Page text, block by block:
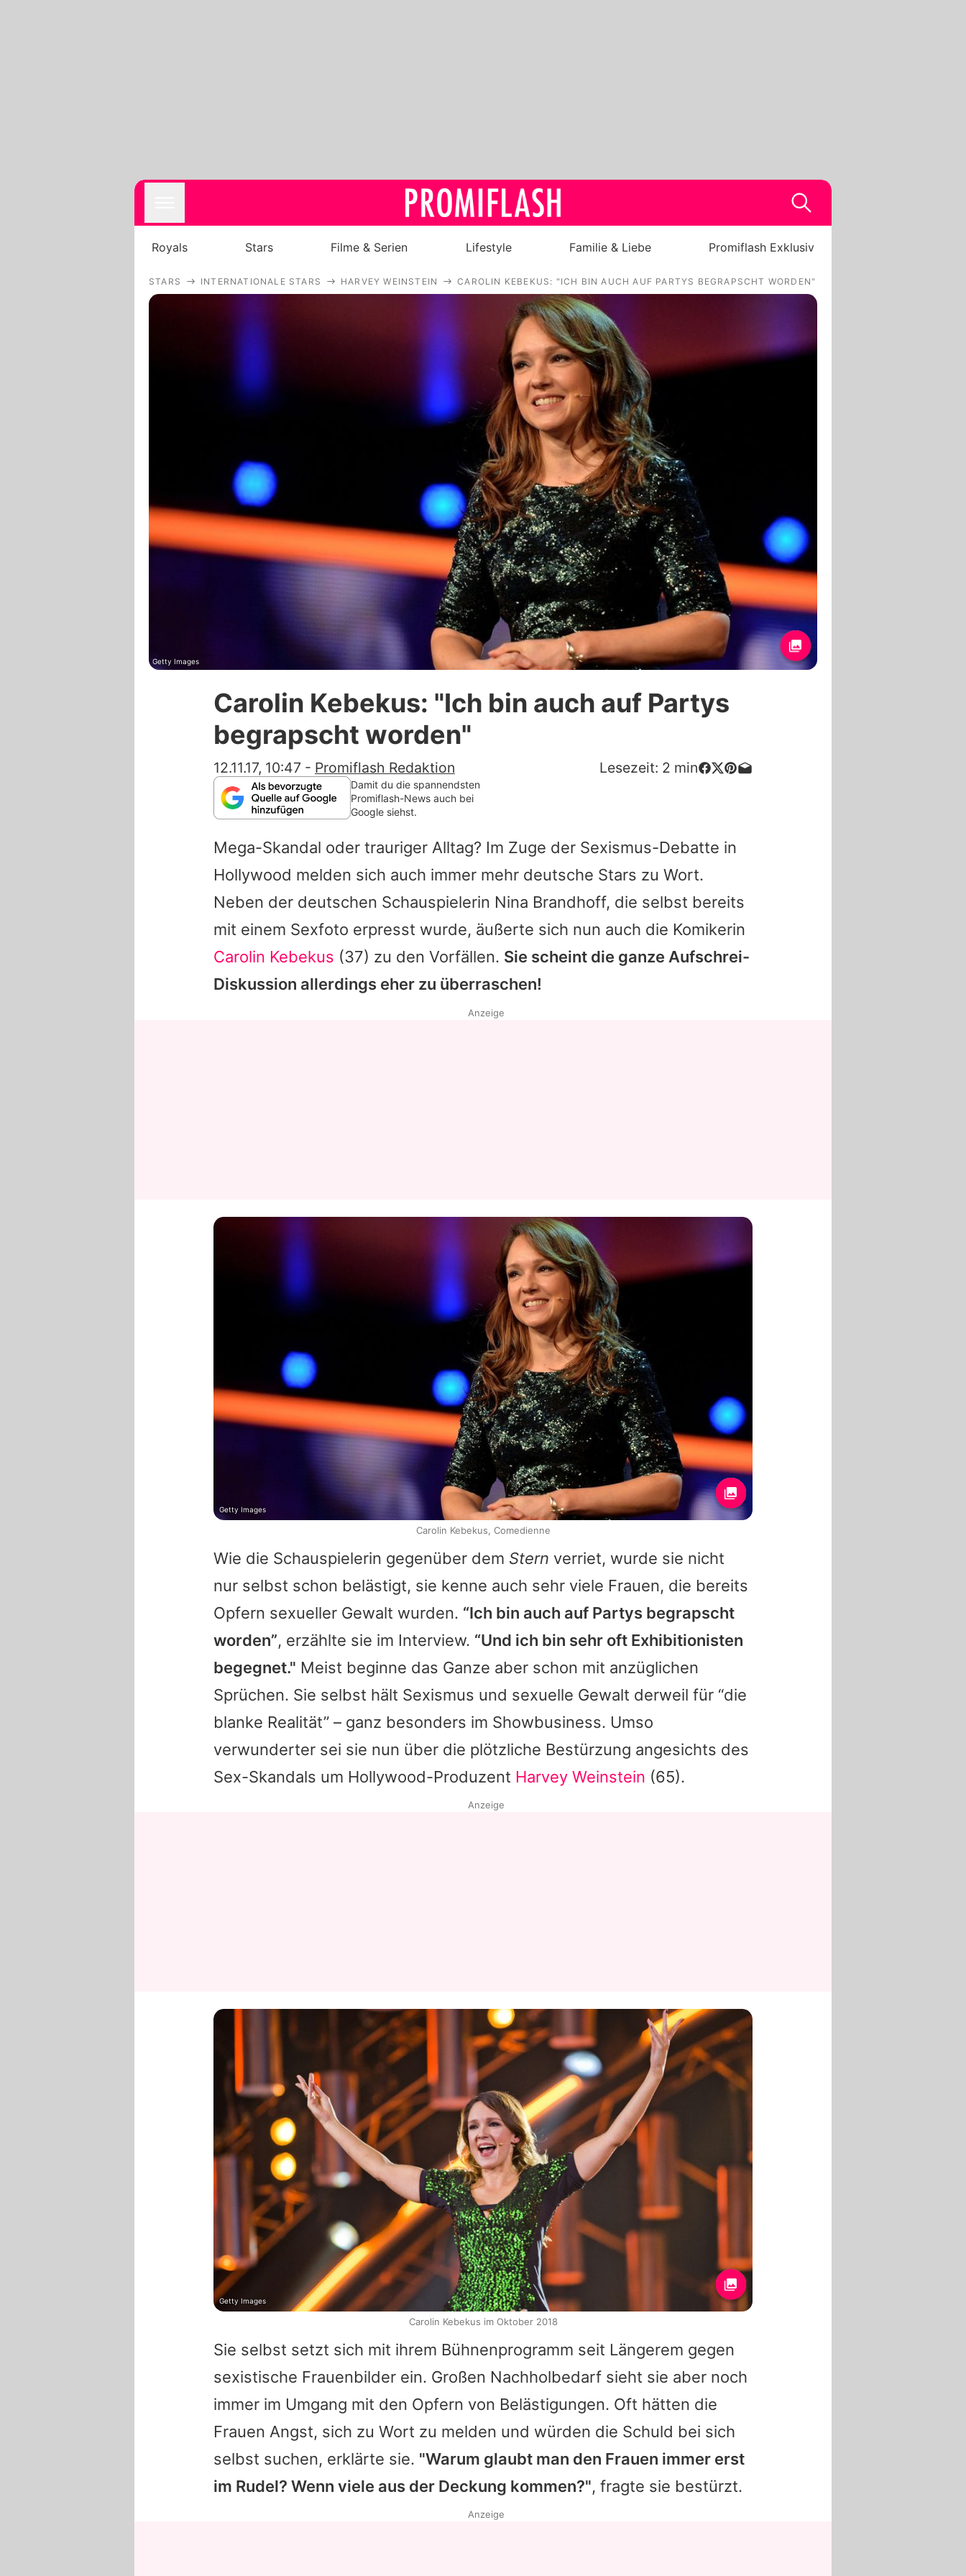
Royals
Filme & Serien
Lifestyle
Familie & Liebe
Promiflash Exklusiv
Alle Themen auf Promiflash
Jobs
App runterladen
Team
Redaktionelle Richtlinien
Impressum
Datenschutzerklärung
Nutzungsbedingungen
Utiq verwalten
Royals Stars Filme & Serien Lifestyle Familie & Liebe Promiflash Exklusiv
STARS INTERNATIONALE STARS HARVEY WEINSTEIN CAROLIN KEBEKUS: "ICH BIN AUCH AUF PARTYS BEGRAPSCHT WORDEN"
Getty Images
Carolin Kebekus: "Ich bin auch auf Partys
begrapscht worden"
12.11.17, 10:47 - Promiflash Redaktion Lesezeit: 2 min
Damit du die spannendsten
Promiflash-News auch bei
Google siehst.
Mega-Skandal oder trauriger Alltag? Im Zuge der Sexismus-Debatte in
Hollywood melden sich auch immer mehr deutsche Stars zu Wort.
Neben der deutschen Schauspielerin Nina Brandhoff, die selbst bereits
mit einem Sexfoto erpresst wurde, äußerte sich nun auch die Komikerin
Carolin Kebekus (37) zu den Vorfällen. Sie scheint die ganze Aufschrei-
Diskussion allerdings eher zu überraschen!
Wie die Schauspielerin gegenüber dem Stern verriet, wurde sie nicht
nur selbst schon belästigt, sie kenne auch sehr viele Frauen, die bereits
Opfern sexueller Gewalt wurden. “Ich bin auch auf Partys begrapscht
worden”, erzählte sie im Interview. “Und ich bin sehr oft Exhibitionisten
begegnet." Meist beginne das Ganze aber schon mit anzüglichen
Sprüchen. Sie selbst hält Sexismus und sexuelle Gewalt derweil für “die
blanke Realität” – ganz besonders im Showbusiness. Umso
verwunderter sei sie nun über die plötzliche Bestürzung angesichts des
Sex-Skandals um Hollywood-Produzent Harvey Weinstein (65).
Sie selbst setzt sich mit ihrem Bühnenprogramm seit Längerem gegen
sexistische Frauenbilder ein. Großen Nachholbedarf sieht sie aber noch
immer im Umgang mit den Opfern von Belästigungen. Oft hätten die
Frauen Angst, sich zu Wort zu melden und würden die Schuld bei sich
selbst suchen, erklärte sie. "Warum glaubt man den Frauen immer erst
im Rudel? Wenn viele aus der Deckung kommen?", fragte sie bestürzt.
Anzeige
Getty Images
Carolin Kebekus, Comedienne
Anzeige
Getty Images
Carolin Kebekus im Oktober 2018
Anzeige